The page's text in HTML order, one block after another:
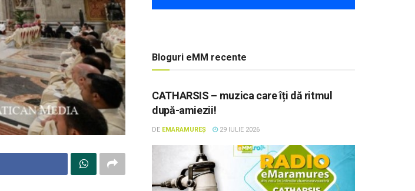
Bloguri eMM recente
CATHARSIS – muzica care îți dă ritmul
după-amiezii!
DE EMARAMUREȘ 29 IULIE 2026